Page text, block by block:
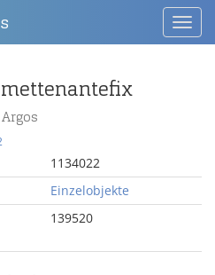
1134022
Einzelobjekte
139520